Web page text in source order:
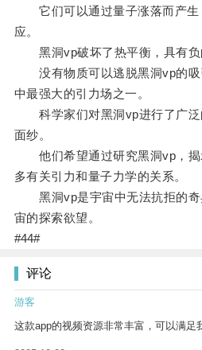
它们可以通过量子涨落而产生
应。
黑洞vp破坏了热平衡，具有负
没有物质可以逃脱黑洞vp的吸
中最强大的引力场之一。
科学家们对黑洞vp进行了广泛
面纱。
他们希望通过研究黑洞vp，揭
多有关引力和量子力学的关系。
黑洞vp是宇宙中无法抗拒的奇
宙的探索欲望。
#44#
评论
游客
这款app的视频资源非常丰富，可以满足